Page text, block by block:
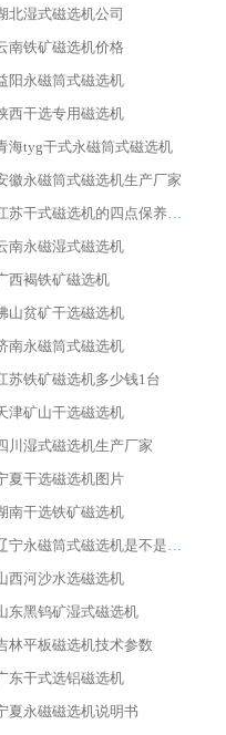
北湿式磁选机公司
南铁矿磁选机价格
阳永磁筒式磁选机
西干选专用磁选机
海tyg干式永磁筒式磁选机
徽永磁筒式磁选机生产厂家
江苏干式磁选机的四点保养秘籍
南永磁湿式磁选机
西褐铁矿磁选机
山贫矿干选磁选机
南永磁筒式磁选机
苏铁矿磁选机多少钱1台
津矿山干选磁选机
川湿式磁选机生产厂家
夏干选磁选机图片
南干选铁矿磁选机
辽宁永磁筒式磁选机是不是强磁
西河沙水选磁选机
东黑钨矿湿式磁选机
林平板磁选机技术参数
东干式选铝磁选机
夏永磁磁选机说明书